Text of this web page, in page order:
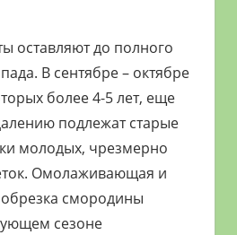
оставляют до полного
В сентябре – октябре
более 4-5 лет, еще
подлежат старые
молодых, чрезмерно
Омолаживающая и
смородины
сезоне